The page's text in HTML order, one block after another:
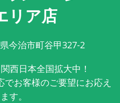
リア店
今治市町谷甲327-2
西日本全国拡大中！
お客様のご要望にお応え
す。